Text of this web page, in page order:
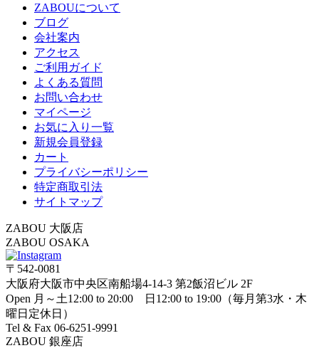
ZABOUについて
ブログ
会社案内
アクセス
ご利用ガイド
よくある質問
お問い合わせ
マイページ
お気に入り一覧
新規会員登録
カート
プライバシーポリシー
特定商取引法
サイトマップ
ZABOU 大阪店
ZABOU OSAKA
〒542-0081
大阪府大阪市中央区南船場4-14-3 第2飯沼ビル 2F
Open 月～土12:00 to 20:00 日12:00 to 19:00（毎月第3水・木
曜日定休日）
Tel & Fax 06-6251-9991
ZABOU 銀座店